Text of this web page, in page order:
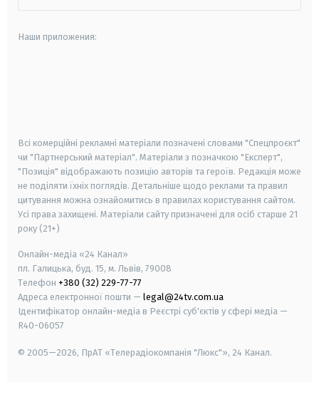
Наши приложения:
Всі комерційні рекламні матеріали позначені словами "Спецпроєкт"
чи "Партнерський матеріал". Матеріали з позначкою "Експерт",
"Позиція" відображають позицію авторів та героїв. Редакція може
не поділяти їхніх поглядів. Детальніше щодо реклами та правил
цитування можна ознайомитись в правилах користування сайтом.
Усі права захищені. Матеріали сайту призначені для осіб старше 21
року (21+)
Онлайн-медіа «24 Канал»
пл. Галицька, буд. 15, м. Львів, 79008
Телефон +380 (32) 229-77-77
Адреса електронної пошти — legal@24tv.com.ua
Ідентифікатор онлайн-медіа в Реєстрі суб'єктів у сфері медіа —
R40-06057
© 2005—2026, ПрАТ «Телерадіокомпанія "Люкс"», 24 Канал.